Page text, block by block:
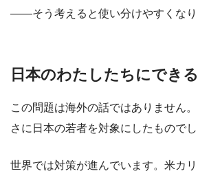
——そう考えると使い分けやすくなり
日本のわたしたちにでき
この問題は海外の話ではありません
さに日本の若者を対象にしたものでし
世界では対策が進んでいます。米カ